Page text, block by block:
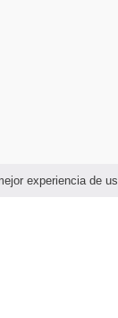
experiencia de